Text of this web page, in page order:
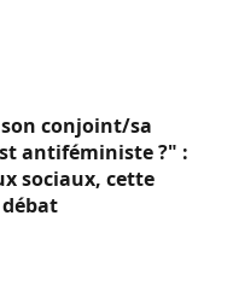
conjoint/sa
antiféministe ?" :
sociaux, cette